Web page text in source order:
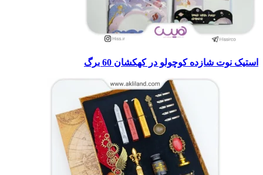
استیک نوت شازده کوچولو در کهکشان 60 برگ